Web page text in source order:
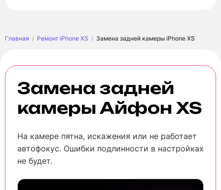
Главная Ремонт iPhone XS Замена задней камеры iPhone XS
Замена задней
камеры Айфон XS
На камере пятна, искажения или не работает
автофокус. Ошибки подлинности в настройках
не будет.